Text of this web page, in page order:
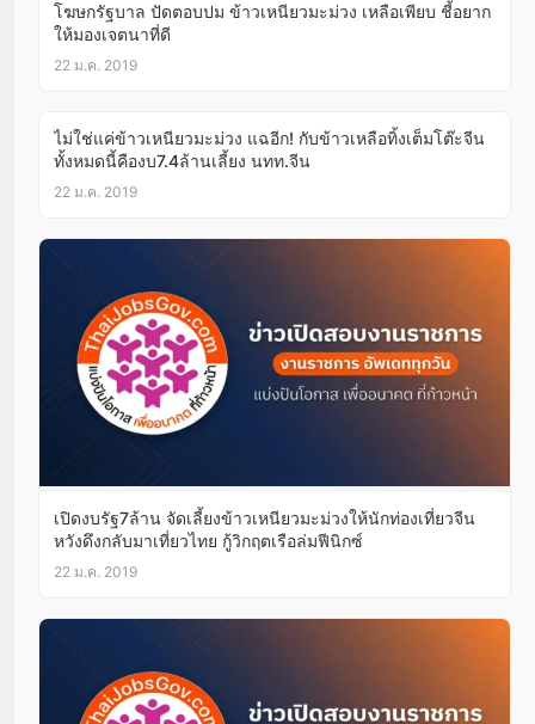
โฆษกรัฐบาล ปัดตอบปม ข้าวเหนียวมะม่วง เหลือเพียบ ชี้อยาก
ให้มองเจตนาที่ดี
22 ม.ค. 2019
ไม่ใช่แค่ข้าวเหนียวมะม่วง แฉอีก! กับข้าวเหลือทิ้งเต็มโต๊ะจีน
ทั้งหมดนี้คืองบ7.4ล้านเลี้ยง นทท.จีน
22 ม.ค. 2019
เปิดงบรัฐ7ล้าน จัดเลี้ยงข้าวเหนียวมะม่วงให้นักท่องเที่ยวจีน
หวังดึงกลับมาเที่ยวไทย กู้วิกฤตเรือล่มฟีนิกซ์
22 ม.ค. 2019